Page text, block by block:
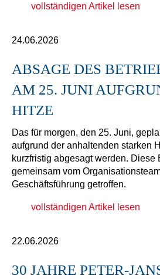
vollständigen Artikel lesen
24.06.2026
ABSAGE DES
AM 25. JUNI
HITZE
Das für morgen, den 25. Juni,
aufgrund der anhaltenden starken
kurzfristig abgesagt werden. Diese
gemeinsam vom
Geschäftsführung getroffen.
vollständigen Artikel lesen
22.06.2026
30 JAHRE PETER-